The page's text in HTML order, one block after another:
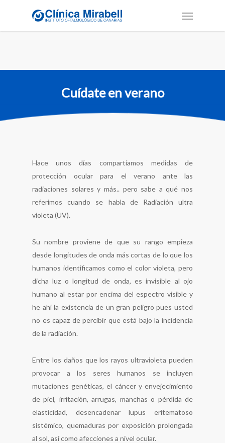
Cuídate en verano
Hace unos días compartíamos medidas de
protección ocular para el verano ante las
radiaciones solares y más.. pero sabe a qué nos
referimos cuando se habla de Radiación ultra
violeta (UV).
Su nombre proviene de que su rango empieza
desde longitudes de onda más cortas de lo que los
humanos identificamos como el color violeta, pero
dicha luz o longitud de onda, es invisible al ojo
humano al estar por encima del espectro visible y
he ahí la existencia de un gran peligro pues usted
no es capaz de percibir que está bajo la incidencia
de la radiación.
Entre los daños que los rayos ultravioleta pueden
provocar a los seres humanos se incluyen
mutaciones genéticas, el cáncer y envejecimiento
de piel, irritación, arrugas, manchas o pérdida de
elasticidad, desencadenar lupus eritematoso
sistémico, quemaduras por exposición prolongada
al sol, así como afecciones a nivel ocular.